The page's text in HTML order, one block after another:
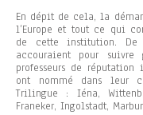
En dépit de cela, la
l’Europe et tout ce qui
de cette institution. De
accouraient pour
professeurs de réputation
ont nommé dans leur
Trilingue : Iéna,
Franeker, Ingolstadt,